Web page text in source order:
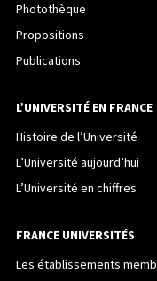
Photothèque
Propositions
Publications
L’UNIVERSITÉ EN FRANCE
Histoire de l’Université
L’Université aujourd’hui
L’Université en chiffres
FRANCE UNIVERSITÉS
Les établissements